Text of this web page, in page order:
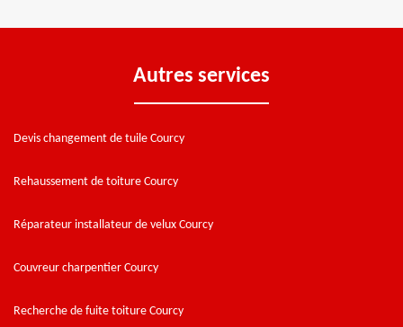
Autres services
Devis changement de tuile Courcy
Rehaussement de toiture Courcy
Réparateur installateur de velux Courcy
Couvreur charpentier Courcy
Recherche de fuite toiture Courcy